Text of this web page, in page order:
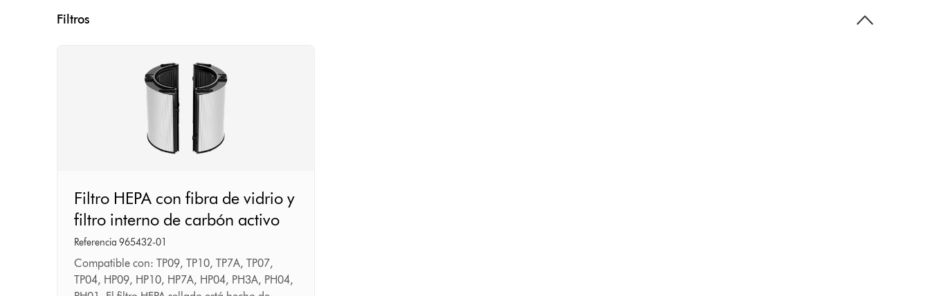
Filtros
HEPA
con
fibra
de
vidrio
Filtro HEPA con fibra de vidrio y
filtro interno de carbón activo
Referencia 965432-01
Compatible con: TP09, TP10, TP7A, TP07,
TP04, HP09, HP10, HP7A, HP04, PH3A, PH04,